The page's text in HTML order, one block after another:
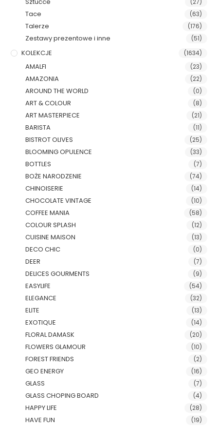
(27)
Tace (63)
Talerze (176)
Zestawy prezentowe i inne (51)
KOLEKCJE (1634)
AMALFI (23)
AMAZONIA (22)
AROUND THE WORLD (0)
ART & COLOUR (8)
ART MASTERPIECE (21)
BARISTA (11)
BISTROT OLIVES (25)
BLOOMING OPULENCE (33)
BOTTLES (7)
BOŻE NARODZENIE (74)
CHINOISERIE (14)
CHOCOLATE VINTAGE (10)
COFFEE MANIA (58)
COLOUR SPLASH (12)
CUISINE MAISON (13)
DECO CHIC (0)
DEER (7)
DELICES GOURMENTS (9)
EASYLIFE (54)
ELEGANCE (32)
ELITE (13)
EXOTIQUE (14)
FLORAL DAMASK (20)
FLOWERS GLAMOUR (10)
FOREST FRIENDS (2)
GEO ENERGY (16)
GLASS (7)
GLASS CHOPING BOARD (4)
HAPPY LIFE (28)
HAVE FUN (19)